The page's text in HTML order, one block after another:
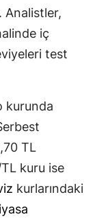
Analistler,
iç
test
kurunda
TL
kuru ise
kurlarındaki